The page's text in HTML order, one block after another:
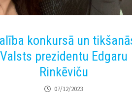
konkursā un
Valsts prezidentu Edgaru
Rinkēviču
07/12/2023